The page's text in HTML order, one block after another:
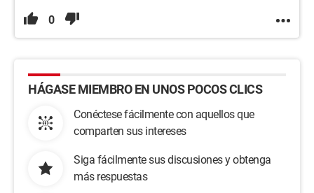
0
HÁGASE MIEMBRO EN UNOS POCOS CLICS
Conéctese fácilmente con aquellos que
comparten sus intereses
Siga fácilmente sus discusiones y obtenga
más respuestas